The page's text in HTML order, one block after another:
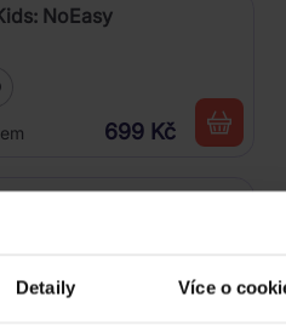
Detaily Více o
NoEasy
699 Kč